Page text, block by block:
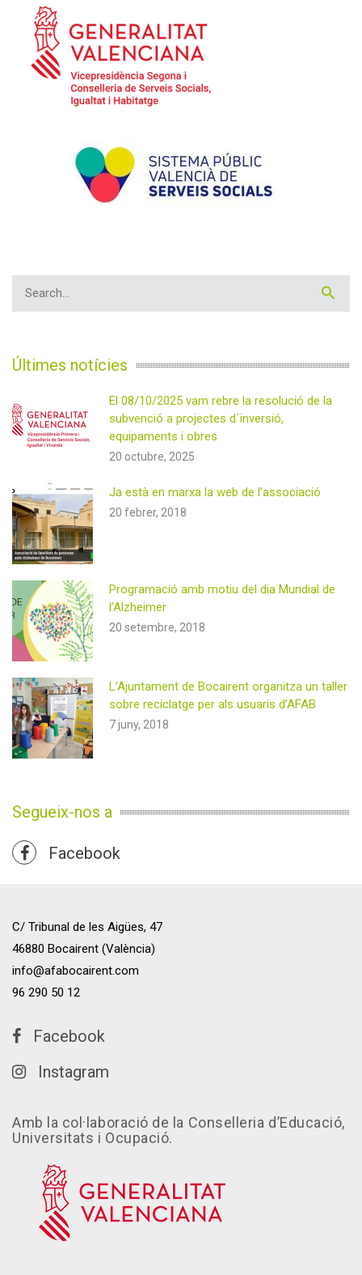
Últimes notícies
El 08/10/2025 vam rebre la resolució de la
subvenció a projectes d´inversió,
equipaments i obres
20 octubre, 2025
Ja està en marxa la web de l’associació
20 febrer, 2018
Programació amb motiu del dia Mundial de
l’Alzheimer
20 setembre, 2018
L’Ajuntament de Bocairent organitza un taller
sobre reciclatge per als usuaris d’AFAB
7 juny, 2018
Segueix-nos a
Facebook
C/ Tribunal de les Aigües, 47
46880 Bocairent (València)
info@afabocairent.com
96 290 50 12
Facebook
Instagram
Amb la col·laboració de la Conselleria d’Educació,
Universitats i Ocupació.